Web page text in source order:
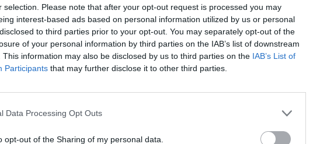
selection. Please note that after your opt-out request is processed you may
interest-based ads based on personal information utilized by us or personal
to third parties prior to your opt-out. You may separately opt-out of the
of your personal information by third parties on the IAB’s list of downstream
This information may also be disclosed by us to third parties on the IAB’s List of
Participants that may further disclose it to other third parties.
Data Processing Opt Outs
opt-out of the Sharing of my personal data.
έρχεται στις 12 Μαρτίου στο